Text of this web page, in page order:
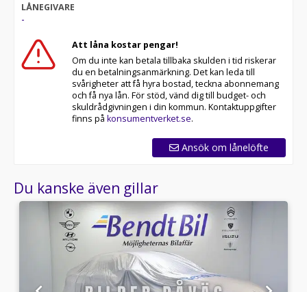
LÅNEGIVARE
-
Att låna kostar pengar!
Om du inte kan betala tillbaka skulden i tid riskerar
du en betalningsanmärkning. Det kan leda till
svårigheter att få hyra bostad, teckna abonnemang
och få nya lån. För stöd, vänd dig till budget- och
skuldrådgivningen i din kommun. Kontaktuppgifter
finns på konsumentverket.se.
Ansök om lånelöfte
Du kanske även gillar